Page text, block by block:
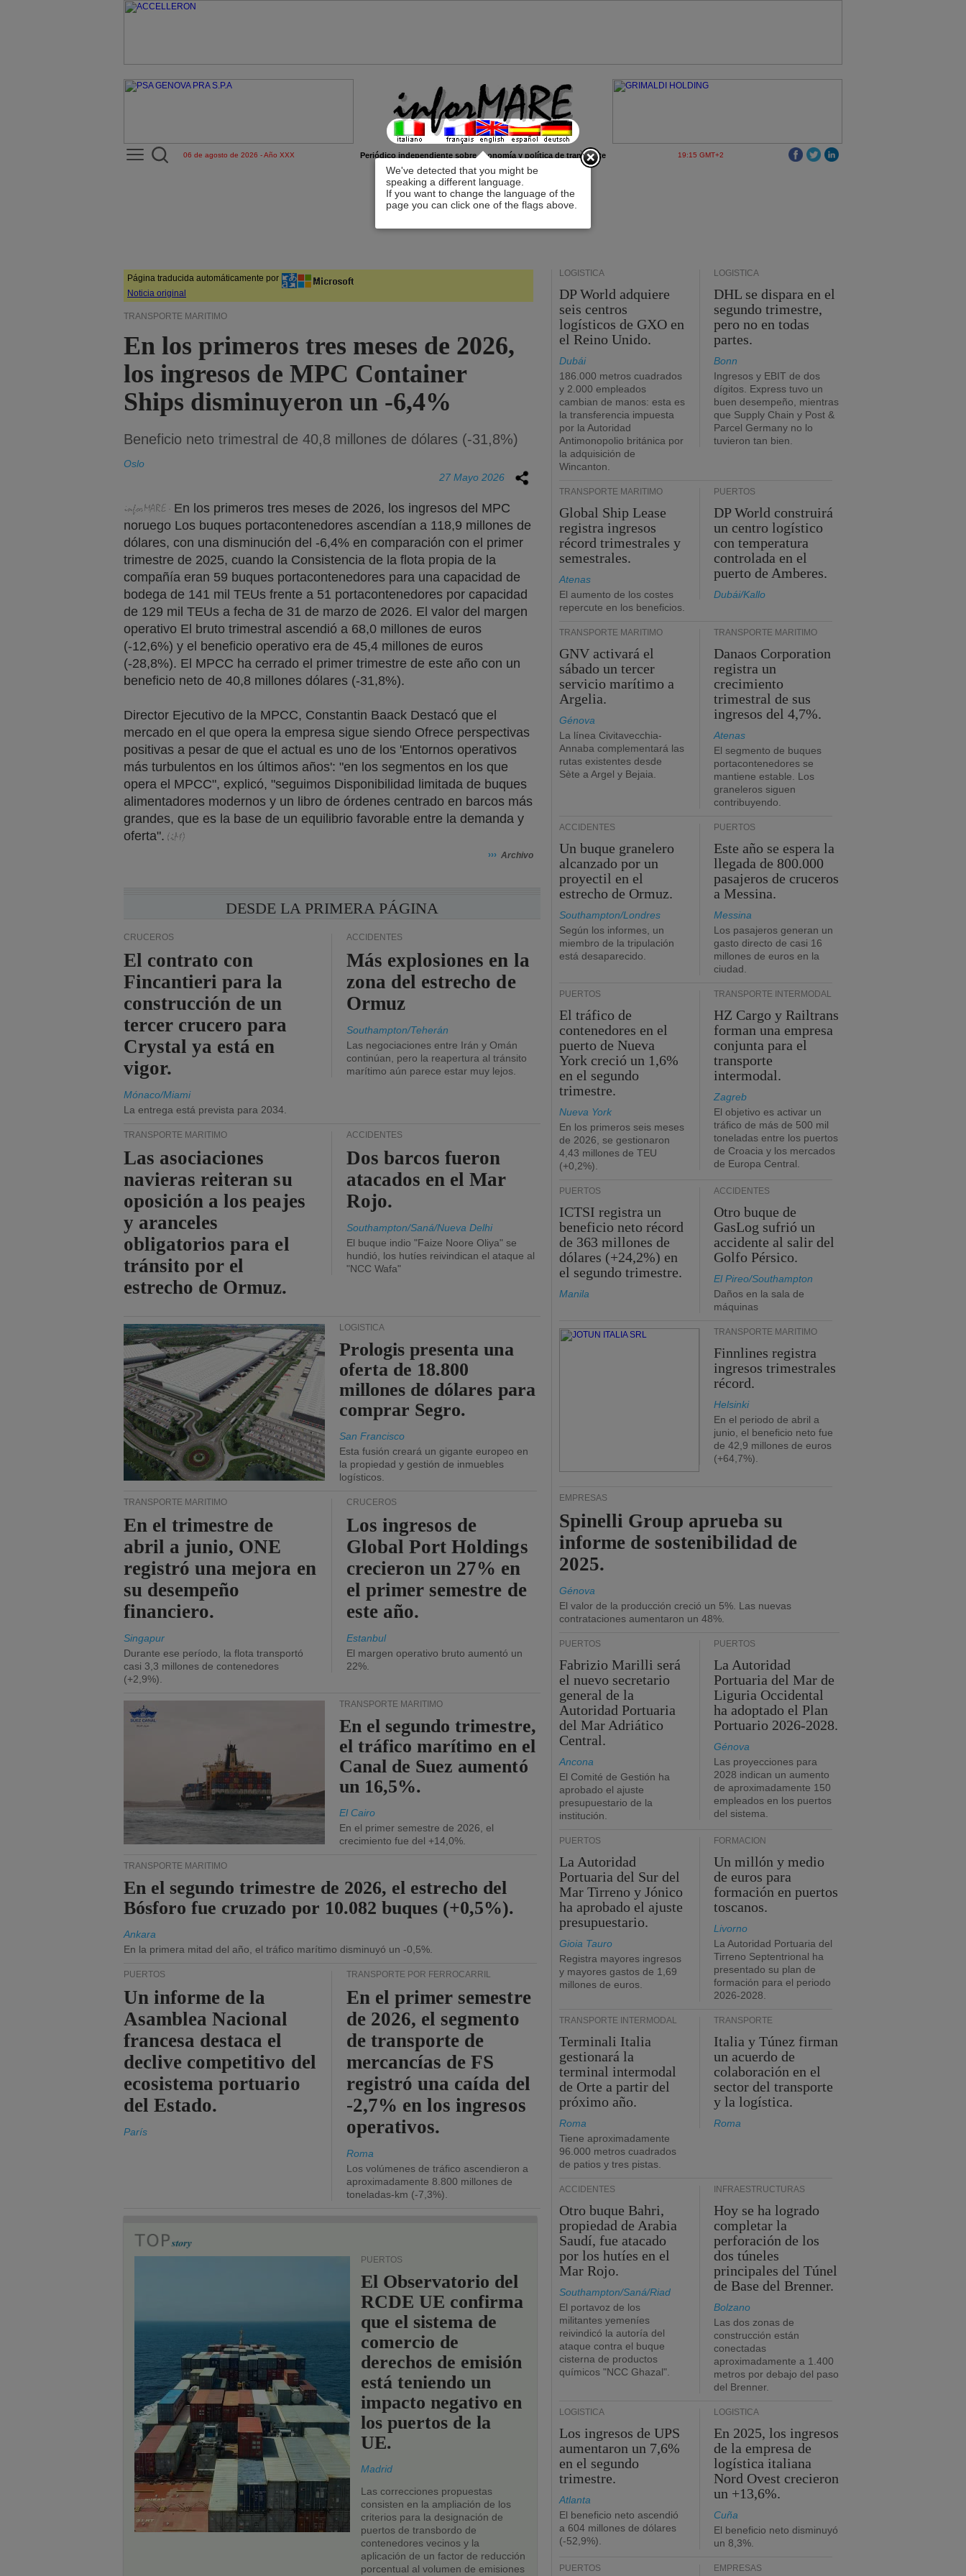
We've detected that you might be
speaking a different language.
If you want to change the language of the
page you can click one of the flags above.
x
06 de agosto de 2026 - Año XXX Periódico independiente sobre economía y política de transporte 19:15 GMT+2
Página traducida automáticamente por
Noticia original
TRANSPORTE MARÍTIMO
En los primeros tres meses de 2026,
los ingresos de MPC Container
Ships disminuyeron un -6,4%
Beneficio neto trimestral de 40,8 millones de dólares (-31,8%)
Oslo
27 Mayo 2026
En los primeros tres meses de 2026, los ingresos del MPC
noruego Los buques portacontenedores ascendían a 118,9 millones de
dólares, con una disminución del -6,4% en comparación con el primer
trimestre de 2025, cuando la Consistencia de la flota propia de la
compañía eran 59 buques portacontenedores para una capacidad de
bodega de 141 mil TEUs frente a 51 portacontenedores por capacidad
de 129 mil TEUs a fecha de 31 de marzo de 2026. El valor del margen
operativo El bruto trimestral ascendió a 68,0 millones de euros
(-12,6%) y el beneficio operativo era de 45,4 millones de euros
(-28,8%). El MPCC ha cerrado el primer trimestre de este año con un
beneficio neto de 40,8 millones dólares (-31,8%).
Director Ejecutivo de la MPCC, Constantin Baack Destacó que el
mercado en el que opera la empresa sigue siendo Ofrece perspectivas
positivas a pesar de que el actual es uno de los 'Entornos operativos
más turbulentos en los últimos años': "en los segmentos en los que
opera el MPCC", explicó, "seguimos Disponibilidad limitada de buques
alimentadores modernos y un libro de órdenes centrado en barcos más
grandes, que es la base de un equilibrio favorable entre la demanda y
oferta".
››› Archivo
DESDE LA PRIMERA PÁGINA
CRUCEROS
El contrato con
Fincantieri para la
construcción de un
tercer crucero para
Crystal ya está en
vigor.
Mónaco/Miami
La entrega está prevista para 2034.
ACCIDENTES
Más explosiones en la
zona del estrecho de
Ormuz
Southampton/Teherán
Las negociaciones entre Irán y Omán
continúan, pero la reapertura al tránsito
marítimo aún parece estar muy lejos.
TRANSPORTE MARÍTIMO
Las asociaciones
navieras reiteran su
oposición a los peajes
y aranceles
obligatorios para el
tránsito por el
estrecho de Ormuz.
ACCIDENTES
Dos barcos fueron
atacados en el Mar
Rojo.
Southampton/Saná/Nueva Delhi
El buque indio "Faize Noore Oliya" se
hundió, los hutíes reivindican el ataque al
"NCC Wafa"
LOGÍSTICA
Prologis presenta una
oferta de 18.800
millones de dólares para
comprar Segro.
San Francisco
Esta fusión creará un gigante europeo en
la propiedad y gestión de inmuebles
logísticos.
TRANSPORTE MARÍTIMO
En el trimestre de
abril a junio, ONE
registró una mejora en
su desempeño
financiero.
Singapur
Durante ese período, la flota transportó
casi 3,3 millones de contenedores
(+2,9%).
CRUCEROS
Los ingresos de
Global Port Holdings
crecieron un 27% en
el primer semestre de
este año.
Estanbul
El margen operativo bruto aumentó un
22%.
TRANSPORTE MARÍTIMO
En el segundo trimestre,
el tráfico marítimo en el
Canal de Suez aumentó
un 16,5%.
El Cairo
En el primer semestre de 2026, el
crecimiento fue del +14,0%.
TRANSPORTE MARÍTIMO
En el segundo trimestre de 2026, el estrecho del
Bósforo fue cruzado por 10.082 buques (+0,5%).
Ankara
En la primera mitad del año, el tráfico marítimo disminuyó un -0,5%.
PUERTOS
Un informe de la
Asamblea Nacional
francesa destaca el
declive competitivo del
ecosistema portuario
del Estado.
París
TRANSPORTE POR FERROCARRIL
En el primer semestre
de 2026, el segmento
de transporte de
mercancías de FS
registró una caída del
-2,7% en los ingresos
operativos.
Roma
Los volúmenes de tráfico ascendieron a
aproximadamente 8.800 millones de
toneladas-km (-7,3%).
PUERTOS
El Observatorio del
RCDE UE confirma
que el sistema de
comercio de
derechos de emisión
está teniendo un
impacto negativo en
los puertos de la
UE.
Madrid
Las correcciones propuestas
consisten en la ampliación de los
criterios para la designación de
puertos de transbordo de
contenedores vecinos y la
aplicación de un factor de reducción
porcentual al volumen de emisiones
LOGÍSTICA
DP World adquiere
seis centros
logísticos de GXO en
el Reino Unido.
Dubái
186.000 metros cuadrados
y 2.000 empleados
cambian de manos: esta es
la transferencia impuesta
por la Autoridad
Antimonopolio británica por
la adquisición de
Wincanton.
LOGÍSTICA
DHL se dispara en el
segundo trimestre,
pero no en todas
partes.
Bonn
Ingresos y EBIT de dos
dígitos. Express tuvo un
buen desempeño, mientras
que Supply Chain y Post &
Parcel Germany no lo
tuvieron tan bien.
TRANSPORTE MARÍTIMO
Global Ship Lease
registra ingresos
récord trimestrales y
semestrales.
Atenas
El aumento de los costes
repercute en los beneficios.
PUERTOS
DP World construirá
un centro logístico
con temperatura
controlada en el
puerto de Amberes.
Dubái/Kallo
TRANSPORTE MARÍTIMO
GNV activará el
sábado un tercer
servicio marítimo a
Argelia.
Génova
La línea Civitavecchia-
Annaba complementará las
rutas existentes desde
Sète a Argel y Bejaia.
TRANSPORTE MARÍTIMO
Danaos Corporation
registra un
crecimiento
trimestral de sus
ingresos del 4,7%.
Atenas
El segmento de buques
portacontenedores se
mantiene estable. Los
graneleros siguen
contribuyendo.
ACCIDENTES
Un buque granelero
alcanzado por un
proyectil en el
estrecho de Ormuz.
Southampton/Londres
Según los informes, un
miembro de la tripulación
está desaparecido.
PUERTOS
Este año se espera la
llegada de 800.000
pasajeros de cruceros
a Messina.
Messina
Los pasajeros generan un
gasto directo de casi 16
millones de euros en la
ciudad.
PUERTOS
El tráfico de
contenedores en el
puerto de Nueva
York creció un 1,6%
en el segundo
trimestre.
Nueva York
En los primeros seis meses
de 2026, se gestionaron
4,43 millones de TEU
(+0,2%).
TRANSPORTE INTERMODAL
HZ Cargo y Railtrans
forman una empresa
conjunta para el
transporte
intermodal.
Zagreb
El objetivo es activar un
tráfico de más de 500 mil
toneladas entre los puertos
de Croacia y los mercados
de Europa Central.
PUERTOS
ICTSI registra un
beneficio neto récord
de 363 millones de
dólares (+24,2%) en
el segundo trimestre.
Manila
ACCIDENTES
Otro buque de
GasLog sufrió un
accidente al salir del
Golfo Pérsico.
El Pireo/Southampton
Daños en la sala de
máquinas
TRANSPORTE MARÍTIMO
Finnlines registra
ingresos trimestrales
récord.
Helsinki
En el periodo de abril a
junio, el beneficio neto fue
de 42,9 millones de euros
(+64,7%).
EMPRESAS
Spinelli Group aprueba su
informe de sostenibilidad de
2025.
Génova
El valor de la producción creció un 5%. Las nuevas
contrataciones aumentaron un 48%.
PUERTOS
Fabrizio Marilli será
el nuevo secretario
general de la
Autoridad Portuaria
del Mar Adriático
Central.
Ancona
El Comité de Gestión ha
aprobado el ajuste
presupuestario de la
institución.
PUERTOS
La Autoridad
Portuaria del Mar de
Liguria Occidental
ha adoptado el Plan
Portuario 2026-2028.
Génova
Las proyecciones para
2028 indican un aumento
de aproximadamente 150
empleados en los puertos
del sistema.
PUERTOS
La Autoridad
Portuaria del Sur del
Mar Tirreno y Jónico
ha aprobado el ajuste
presupuestario.
Gioia Tauro
Registra mayores ingresos
y mayores gastos de 1,69
millones de euros.
FORMACIÓN
Un millón y medio
de euros para
formación en puertos
toscanos.
Livorno
La Autoridad Portuaria del
Tirreno Septentrional ha
presentado su plan de
formación para el periodo
2026-2028.
TRANSPORTE INTERMODAL
Terminali Italia
gestionará la
terminal intermodal
de Orte a partir del
próximo año.
Roma
Tiene aproximadamente
96.000 metros cuadrados
de patios y tres pistas.
TRANSPORTE
Italia y Túnez firman
un acuerdo de
colaboración en el
sector del transporte
y la logística.
Roma
ACCIDENTES
Otro buque Bahri,
propiedad de Arabia
Saudí, fue atacado
por los hutíes en el
Mar Rojo.
Southampton/Saná/Riad
El portavoz de los
militantes yemeníes
reivindicó la autoría del
ataque contra el buque
cisterna de productos
químicos "NCC Ghazal".
INFRAESTRUCTURAS
Hoy se ha logrado
completar la
perforación de los
dos túneles
principales del Túnel
de Base del Brenner.
Bolzano
Las dos zonas de
construcción están
conectadas
aproximadamente a 1.400
metros por debajo del paso
del Brenner.
LOGÍSTICA
Los ingresos de UPS
aumentaron un 7,6%
en el segundo
trimestre.
Atlanta
El beneficio neto ascendió
a 604 millones de dólares
(-52,9%).
LOGÍSTICA
En 2025, los ingresos
de la empresa de
logística italiana
Nord Ovest crecieron
un +13,6%.
Cuña
El beneficio neto disminuyó
un 8,3%.
PUERTOS EMPRESAS